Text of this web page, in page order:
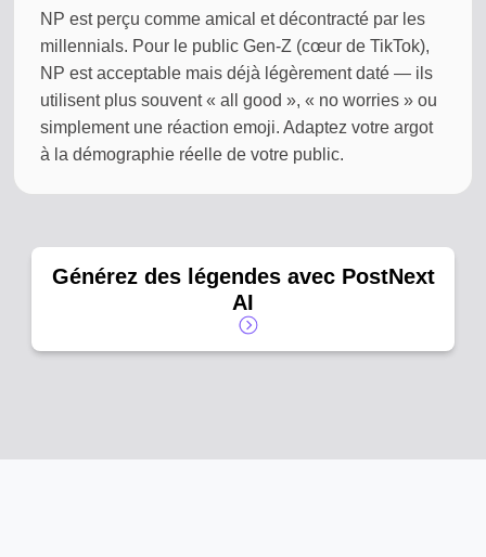
NP est perçu comme amical et décontracté par les
millennials. Pour le public Gen-Z (cœur de TikTok),
NP est acceptable mais déjà légèrement daté — ils
utilisent plus souvent « all good », « no worries » ou
simplement une réaction emoji. Adaptez votre argot
à la démographie réelle de votre public.
Générez des légendes avec PostNext
AI